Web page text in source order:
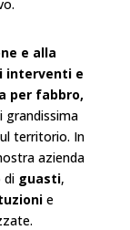
e alla
interventi e
per fabbro,
grandissima
territorio. In
azienda
di guasti,
e